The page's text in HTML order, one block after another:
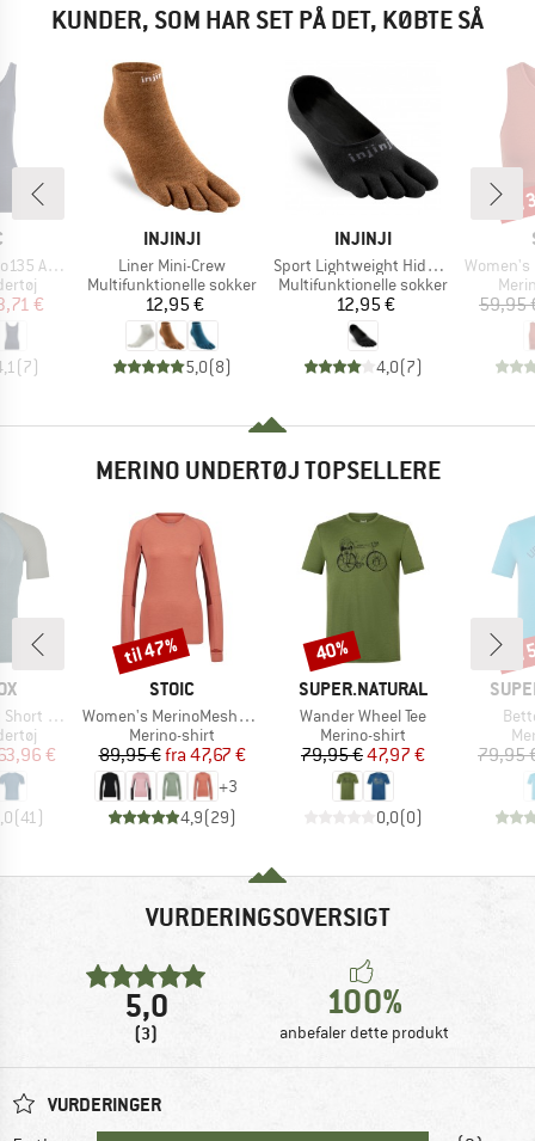
KUNDER, SOM HAR SET PÅ DET, KØBTE SÅ
Tank
pris
€
(7)
MÆRKE
INJINJI
Artikel
Liner Mini-Crew
Produktgruppe
Multifunktionelle sokker
Pris
12,95 €
5,0(8)
MÆRKE
INJINJI
Artikel
Sport Lightweight Hidden
Produktgruppe
Multifunktionelle sokker
Pris
12,95 €
4,0(7)
Artikel
Women's
59,95
MERINO UNDERTØJ TOPSELLERE
Sleeve
pris
€
(41)
MÆRKE
STOIC
Artikel
Women's MerinoMesh150 SadjemSt. L/S
Produktgruppe
Merino-shirt
Pris
89,95 € Nedsat pris
fra 47,67 €
+3
4,9(29)
Rabat
til 47%
MÆRKE
SUPER.NATURAL
Artikel
Wander Wheel Tee
Produktgruppe
Merino-shirt
Pris
79,95 €Nedsat pris
47,97 €
0,0(0)
Rabat
40%
79,95
VURDERINGSOVERSIGT
5,0
(3)
100%
anbefaler dette produkt
VURDERINGER